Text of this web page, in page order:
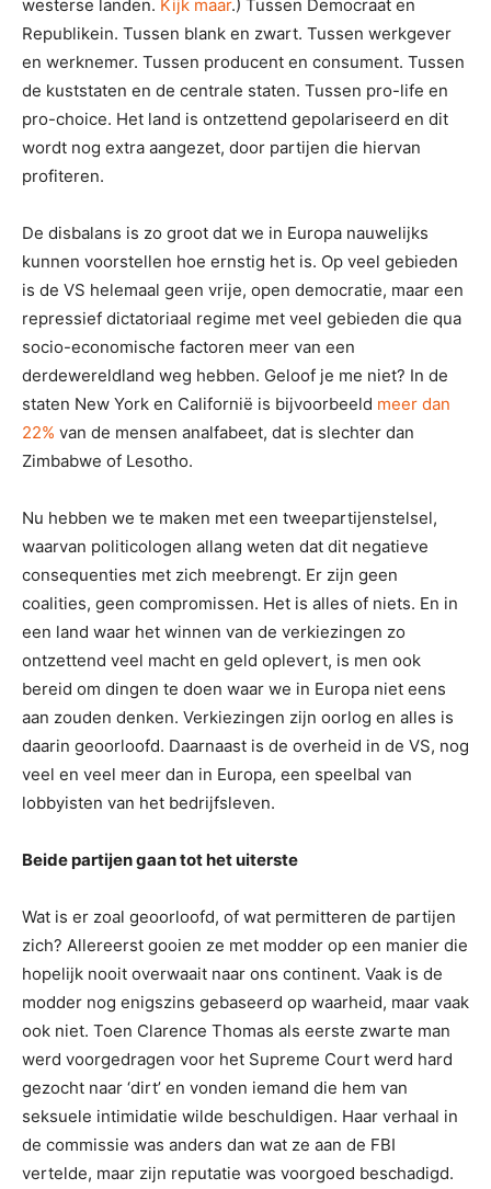
westerse landen. Kijk maar.) Tussen Democraat en
Republikein. Tussen blank en zwart. Tussen werkgever
en werknemer. Tussen producent en consument. Tussen
de kuststaten en de centrale staten. Tussen pro-life en
pro-choice. Het land is ontzettend gepolariseerd en dit
wordt nog extra aangezet, door partijen die hiervan
profiteren.
De disbalans is zo groot dat we in Europa nauwelijks
kunnen voorstellen hoe ernstig het is. Op veel gebieden
is de VS helemaal geen vrije, open democratie, maar een
repressief dictatoriaal regime met veel gebieden die qua
socio-economische factoren meer van een
derdewereldland weg hebben. Geloof je me niet? In de
staten New York en Californië is bijvoorbeeld meer dan
22% van de mensen analfabeet, dat is slechter dan
Zimbabwe of Lesotho.
Nu hebben we te maken met een tweepartijenstelsel,
waarvan politicologen allang weten dat dit negatieve
consequenties met zich meebrengt. Er zijn geen
coalities, geen compromissen. Het is alles of niets. En in
een land waar het winnen van de verkiezingen zo
ontzettend veel macht en geld oplevert, is men ook
bereid om dingen te doen waar we in Europa niet eens
aan zouden denken. Verkiezingen zijn oorlog en alles is
daarin geoorloofd. Daarnaast is de overheid in de VS, nog
veel en veel meer dan in Europa, een speelbal van
lobbyisten van het bedrijfsleven.
Beide partijen gaan tot het uiterste
Wat is er zoal geoorloofd, of wat permitteren de partijen
zich? Allereerst gooien ze met modder op een manier die
hopelijk nooit overwaait naar ons continent. Vaak is de
modder nog enigszins gebaseerd op waarheid, maar vaak
ook niet. Toen Clarence Thomas als eerste zwarte man
werd voorgedragen voor het Supreme Court werd hard
gezocht naar ‘dirt’ en vonden iemand die hem van
seksuele intimidatie wilde beschuldigen. Haar verhaal in
de commissie was anders dan wat ze aan de FBI
vertelde, maar zijn reputatie was voorgoed beschadigd.